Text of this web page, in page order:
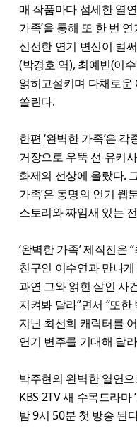
매 작품마다 섬세한 열
가족’을 통해 또 한 번
신선한 연기 변신이 벌
(박경호 역), 최예빈(이
얽히고설키며 다채로운
쏠린다.
한편 ‘완벽한 가족’은
거장으로 우뚝 선 유키
화제의 선상에 올랐다.
가족’은 동명의 인기 웹
스토리와 짜임새 있는
‘완벽한 가족’ 제작진은
친구인 이수연과 만나
과연 그와 얽힌 살인 사
지켜봐 달라”면서 “또
지닌 최선희 캐릭터를
연기 변주를 기대해 달
박주현의 완벽한 열연
KBS 2TV 새 수목드라마
밤 9시 50분 첫 방송 된